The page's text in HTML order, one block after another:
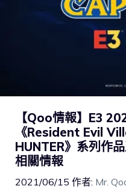
【Qoo情報】E3
《Resident Evil
HUNTER》系列作
相關情報
2021/06/15 作者: Mr.